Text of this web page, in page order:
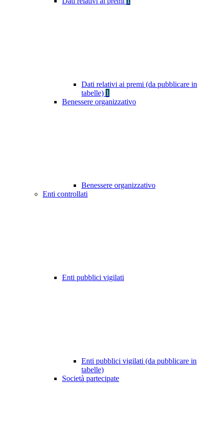
Dati relativi ai premi (da pubblicare in
tabelle) 1
Benessere organizzativo
Benessere organizzativo
Enti controllati
Enti pubblici vigilati
Enti pubblici vigilati (da pubblicare in
tabelle)
Società partecipate